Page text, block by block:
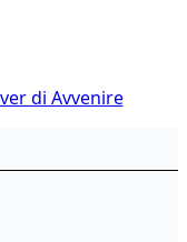
di Avvenire